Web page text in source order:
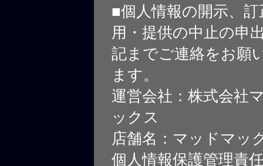
■個人情報の開示、
用・提供の中止の申
記までご連絡をお願
ます。
運営会社：株式会社
ックス
店舗名：マッドマッ
個人情報保護管理責